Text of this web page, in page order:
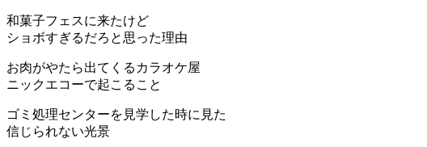
和菓子フェスに来たけど
ショボすぎるだろと思った理由
お肉がやたら出てくるカラオケ屋
ニックエコーで起こること
ゴミ処理センターを見学した時に見た
信じられない光景